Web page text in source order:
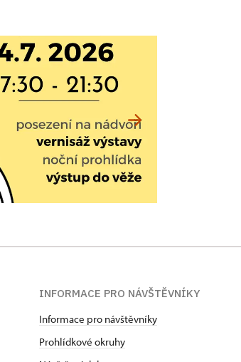
INFORMACE PRO NÁVŠTĚVNÍKY
Informace pro návštěvníky
Prohlídkové okruhy